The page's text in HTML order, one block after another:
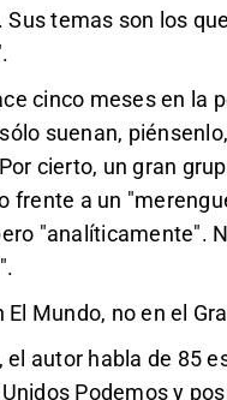
Sus temas son los
cinco meses en la
suenan,
cierto, un gran
frente a un
"analíticamente".
El Mundo, no en el
el autor habla de 85
Podemos y